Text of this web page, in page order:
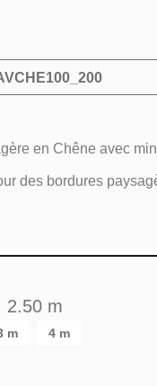
en Chêne avec
des bordures
2.50 m
m 4 m